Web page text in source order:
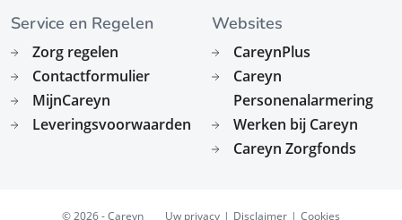
Service en Regelen
Zorg regelen
Contactformulier
MijnCareyn
Leveringsvoorwaarden
Websites
CareynPlus
Careyn
Personenalarmering
Werken bij Careyn
Careyn Zorgfonds
© 2026 - Careyn Uw privacy Disclaimer Cookies